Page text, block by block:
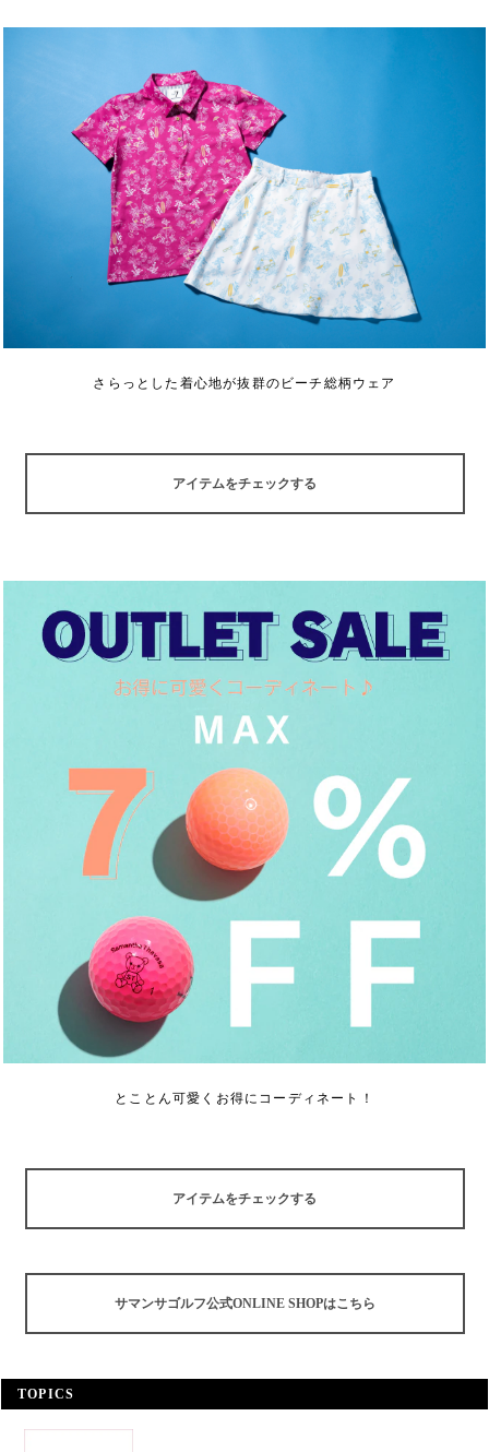
さらっとした着心地が抜群のビーチ総柄ウェア
アイテムをチェックする
とことん可愛くお得にコーディネート！
アイテムをチェックする
サマンサゴルフ公式ONLINE SHOPはこちら
TOPICS